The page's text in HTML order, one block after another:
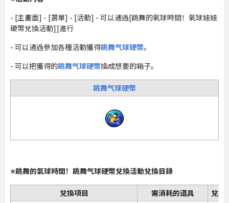
- [主畫面] - [選單] - [活動] - 可以通過[跳舞的氣球時間！氣球娃娃
硬幣兌換活動]]進行
- 可以通過參加各種活動獲得跳舞气球硬幣。
- 可以把獲得的跳舞气球硬幣換成想要的箱子。
跳舞气球硬幣
⭐跳舞的氣球時間！跳舞气球硬幣兌換活動兌換目錄
兌換項目 需消耗的道具
兌換